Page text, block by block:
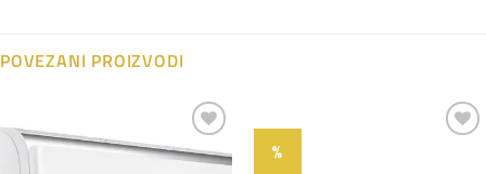
POVEZANI PROIZVODI
Dodaj
na
%